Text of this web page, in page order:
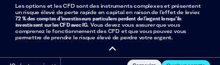
Les options et les CFD sont des instruments complexes et présentent
un risque élevé de perte rapide en capital en raison de l’effet de levier.
72 % des comptes d’investisseurs particuliers perdent de l’argent lorsqu’ils
investissent sur les CFD avec IG. Vous devez vous assurer que vous
comprenez le fonctionnement des CFD et que vous pouvez vous
permettre de prendre le risque élevé de perdre votre argent.